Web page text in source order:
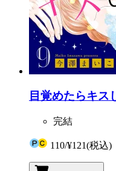
目覚めたらキス
完結
110/¥121(税込)